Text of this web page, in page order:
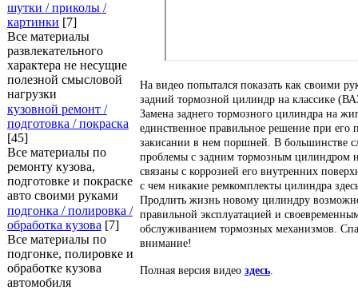
шутки / приколы /
картинки [7]
Все материалы
развлекательного
характера не несущие
полезной смысловой
нагрузки
кузовной ремонт /
подготовка / покраска
[45]
Все материалы по
ремонту кузова,
подготовке и покраске
авто своими руками
подгонка / полировка /
обработка кузова [7]
Все материалы по
подгонке, полировке и
обработке кузова
автомобиля
На видео попытался показать как своими
задний тормозной цилиндр на классике
Замена заднего тормозного цилиндра на
единственное правильное решение при его
закисании в нем поршней. В большинстве
проблемы с задним тормозным цилиндром
связаны с коррозией его внутренних
с чем никакие ремкомплекты цилиндра
Продлить жизнь новому цилиндру
правильной эксплуатацией и
обслуживанием тормозных механизмов.
внимание!
Полная версия видео здесь.